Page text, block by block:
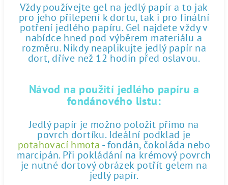
Vždy používejte gel na jedlý papír a to jak
pro jeho přilepení k dortu, tak i pro finální
potření jedlého papíru. Gel najdete vždy v
nabídce hned pod výběrem materiálu a
rozměru. Nikdy neaplikujte jedlý papír na
dort, dříve než 12 hodin před oslavou.
Návod na použití jedlého papíru a
fondánového listu:
Jedlý papír je možno položit přímo na
povrch dortíku. Ideální podklad je
potahovací hmota - fondán, čokoláda nebo
marcipán. Při pokládání na krémový povrch
je nutné dortový obrázek potřít gelem na
jedlý papír.